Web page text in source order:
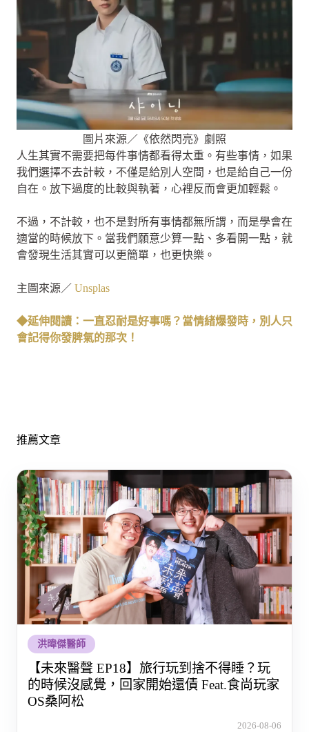
圖片來源／《依然閃亮》劇照
人生其實不需要把每件事情都看得太重。有些事情，如果
我們選擇不去計較，不僅是給別人空間，也是給自己一份
自在。放下過度的比較與執著，心裡反而會更加輕鬆。
不過，不計較，也不是對所有事情都無所謂，而是學會在
適當的時候放下。當我們願意少算一點、多看開一點，就
會發現生活其實可以更簡單，也更快樂。
主圖來源／ Unsplas
◆延伸閱讀：一直忍耐是好事嗎？當情緒爆發時，別人只
會記得你發脾氣的那次！
推薦文章
洪暐傑醫師
【未來醫聲 EP18】旅行玩到捨不得睡？玩
的時候沒感覺，回家開始還債 Feat.食尚玩家
OS桑阿松
2026-08-06